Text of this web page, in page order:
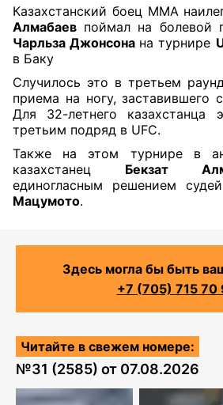
Казахстанский боец ММА
Алмабаев поймал на болевой
Чарльза Джонсона на турнире
в Баку
Случилось это в третьем
приема на ногу, заставившего
Для 32-летнего казахстанца
третьим подряд в UFC.
Также на этом турнире в
казахстанец Бекзат
единогласным решением
Мацумото.
Здесь могла бы быть
+7 (705) 715 70
Читайте в свежем номере:
№31 (2585) от 07.08.2026